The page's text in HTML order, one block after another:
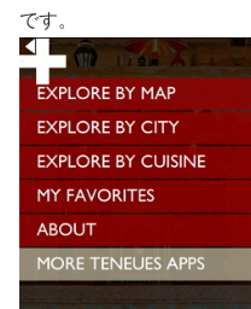
です。